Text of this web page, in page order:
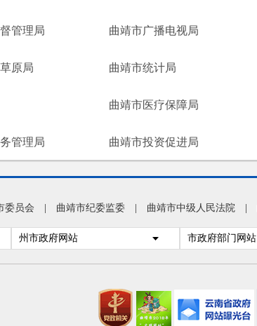
管理局 曲靖市广播电视局
原局 曲靖市统计局
曲靖市医疗保障局
管理局 曲靖市投资促进局
委员会 曲靖市纪委监委 曲靖市中级人民法院
州市政府网站 市政府部门网站